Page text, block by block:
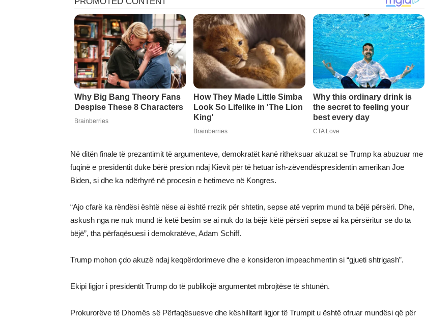
Në ditën finale të prezantimit të argumenteve, demokratët kanë ritheksuar akuzat se Trump ka abuzuar me
fuqinë e presidentit duke bërë presion ndaj Kievit për të hetuar ish-zëvendëspresidentin amerikan Joe
Biden, si dhe ka ndërhyrë në procesin e hetimeve në Kongres.
“Ajo cfarë ka rëndësi është nëse ai është rrezik për shtetin, sepse atë veprim mund ta bëjë përsëri. Dhe,
askush nga ne nuk mund të ketë besim se ai nuk do ta bëjë këtë përsëri sepse ai ka përsëritur se do ta
bëjë”, tha përfaqësuesi i demokratëve, Adam Schiff.
Trump mohon çdo akuzë ndaj keqpërdorimeve dhe e konsideron impeachmentin si “gjueti shtrigash”.
Ekipi ligjor i presidentit Trump do të publikojë argumentet mbrojtëse të shtunën.
Prokurorëve të Dhomës së Përfaqësuesve dhe këshilltarit ligjor të Trumpit u është ofruar mundësi që për